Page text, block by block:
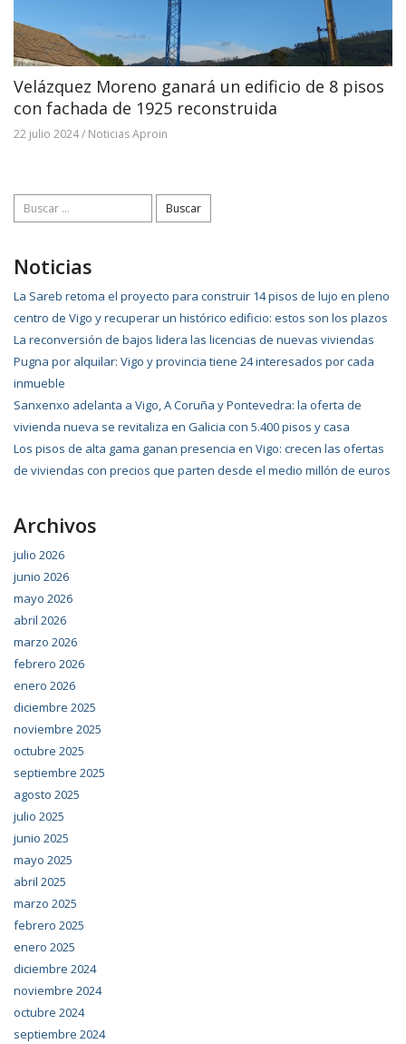
Velázquez Moreno ganará un edificio de 8 pisos
con fachada de 1925 reconstruida
22 julio 2024/ Noticias Aproin
Buscar:
Noticias
La Sareb retoma el proyecto para construir 14 pisos de lujo en pleno
centro de Vigo y recuperar un histórico edificio: estos son los plazos
La reconversión de bajos lidera las licencias de nuevas viviendas
Pugna por alquilar: Vigo y provincia tiene 24 interesados por cada
inmueble
Sanxenxo adelanta a Vigo, A Coruña y Pontevedra: la oferta de
vivienda nueva se revitaliza en Galicia con 5.400 pisos y casa
Los pisos de alta gama ganan presencia en Vigo: crecen las ofertas
de viviendas con precios que parten desde el medio millón de euros
Archivos
julio 2026
junio 2026
mayo 2026
abril 2026
marzo 2026
febrero 2026
enero 2026
diciembre 2025
noviembre 2025
octubre 2025
septiembre 2025
agosto 2025
julio 2025
junio 2025
mayo 2025
abril 2025
marzo 2025
febrero 2025
enero 2025
diciembre 2024
noviembre 2024
octubre 2024
septiembre 2024